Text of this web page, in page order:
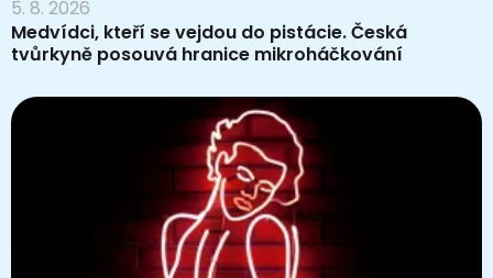
5. 8. 2026
Medvídci, kteří se vejdou do pistácie. Česká
tvůrkyně posouvá hranice mikroháčkování